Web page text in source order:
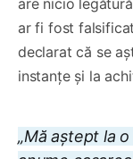
are nicio
ar fi fost
declarat că se
instanțe și la
„Mă aștept la